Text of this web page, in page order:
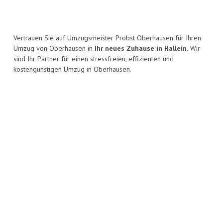
Vertrauen Sie auf Umzugsmeister Probst Oberhausen für Ihren
Umzug von Oberhausen in Ihr neues Zuhause in Hallein. Wir
sind Ihr Partner für einen stressfreien, effizienten und
kostengünstigen Umzug in Oberhausen.